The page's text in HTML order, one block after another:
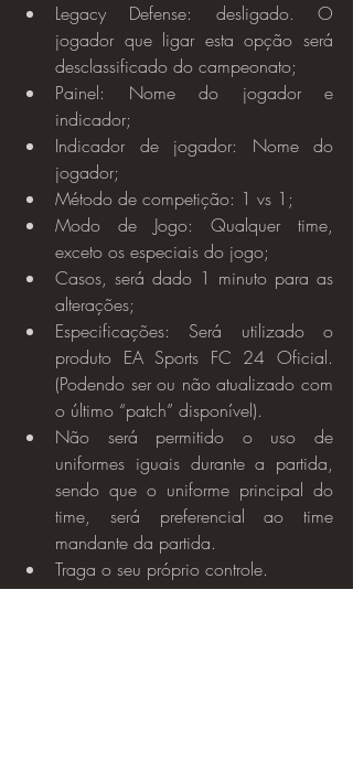
Legacy Defense: desligado. O
jogador que ligar esta opção será
desclassificado do campeonato;
Painel: Nome do jogador e
indicador;
Indicador de jogador: Nome do
jogador;
Método de competição: 1 vs 1;
Modo de Jogo: Qualquer time,
exceto os especiais do jogo;
Casos, será dado 1 minuto para as
alterações;
Especificações: Será utilizado o
produto EA Sports FC 24 Oficial.
(Podendo ser ou não atualizado com
o último “patch” disponível).
Não será permitido o uso de
uniformes iguais durante a partida,
sendo que o uniforme principal do
time, será preferencial ao time
mandante da partida.
Traga o seu próprio controle.